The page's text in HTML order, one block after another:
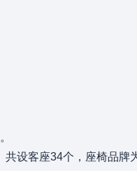
设客座34个，座椅品牌